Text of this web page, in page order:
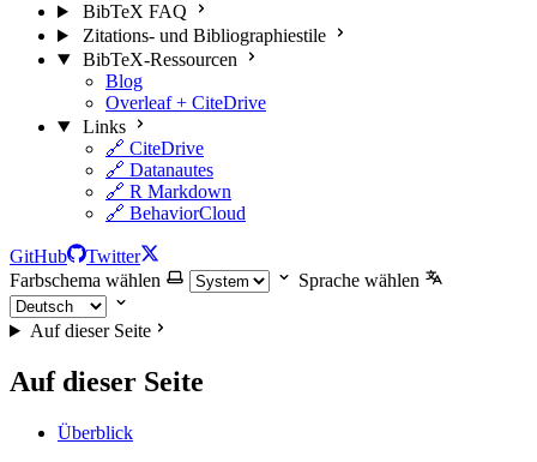
BibTeX FAQ
Zitations- und Bibliographiestile
BibTeX-Ressourcen
Blog
Overleaf + CiteDrive
Links
🔗 CiteDrive
🔗 Datanautes
🔗 R Markdown
🔗 BehaviorCloud
GitHub
Twitter
Farbschema wählen
Sprache wählen
Auf dieser Seite
Auf dieser Seite
Überblick